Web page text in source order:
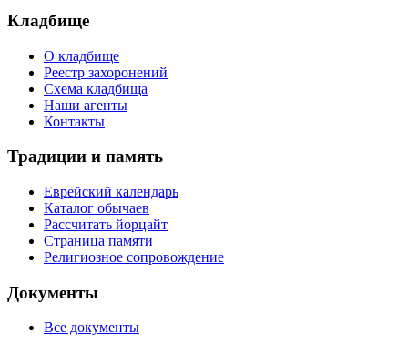
Кладбище
О кладбище
Реестр захоронений
Схема кладбища
Наши агенты
Контакты
Традиции и память
Еврейский календарь
Каталог обычаев
Рассчитать йорцайт
Страница памяти
Религиозное сопровождение
Документы
Все документы